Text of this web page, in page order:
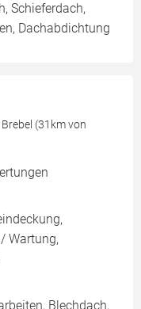
Schieferdach,
Dachabdichtung
(31km von
Wartung,
Blechdach,